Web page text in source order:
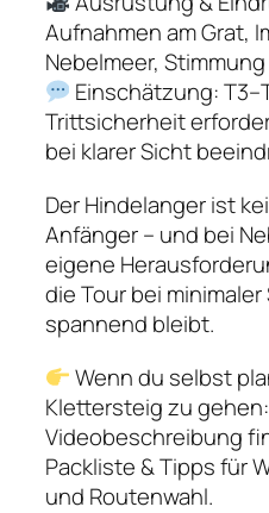
Aufnahmen am Grat,
Nebelmeer,
Einschätzung:
Trittsicherheit
bei klarer Sicht
Der Hindelanger ist
Anfänger – und bei
eigene
die Tour bei
spannend bleibt.
Wenn du selbst
Klettersteig zu
Videobeschreibung
Packliste & Tipps für
und Routenwahl.